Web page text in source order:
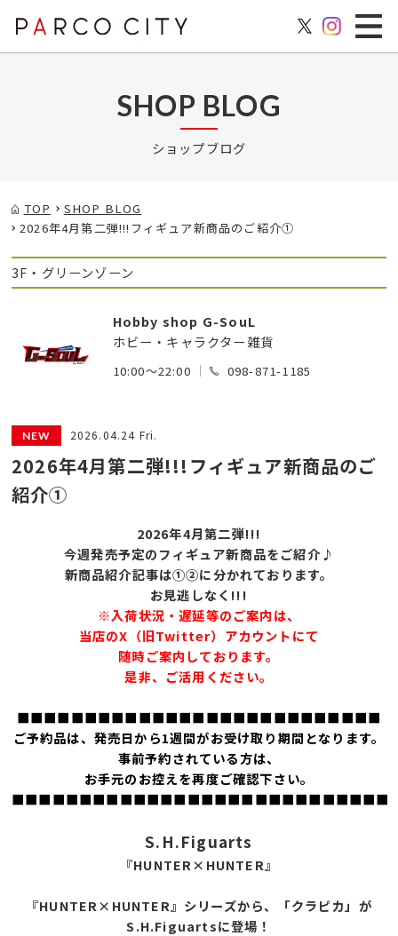
SHOP BLOG
ショップブログ
TOP
SHOP BLOG
2026年4月第二弾!!!フィギュア新商品のご紹介①
3F・グリーンゾーン
Hobby shop G-SouL
ホビー・キャラクター雑貨
10:00～22:00 098-871-1185
2026.04.24 Fri.
2026年4月第二弾!!!フィギュア新商品のご
紹介①
2026年4月第二弾!!!
今週発売予定のフィギュア新商品をご紹介♪
新商品紹介記事は①②に分かれております。
お見逃しなく!!!
※入荷状況・遅延等のご案内は、
当店のX（旧Twitter）アカウントにて
随時ご案内しております。
是非、ご活用ください。
■■■■■■■■■■■■■■■■■■■■■■■■■■■
ご予約品は、発売日から1週間がお受け取り期間となります。
事前予約されている方は、
お手元のお控えを再度ご確認下さい。
■■■■■■■■■■■■■■■■■■■■■■■■■■■■
S.H.Figuarts
『HUNTER×HUNTER』
『HUNTER×HUNTER』シリーズから、「クラピカ」が
S.H.Figuartsに登場！